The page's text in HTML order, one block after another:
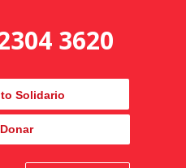
3620
Solidario